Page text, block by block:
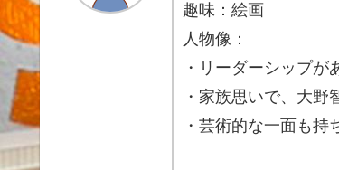
趣味：絵画
人物像：
・リーダーシップが
・家族思いで、大野
・芸術的な一面も持